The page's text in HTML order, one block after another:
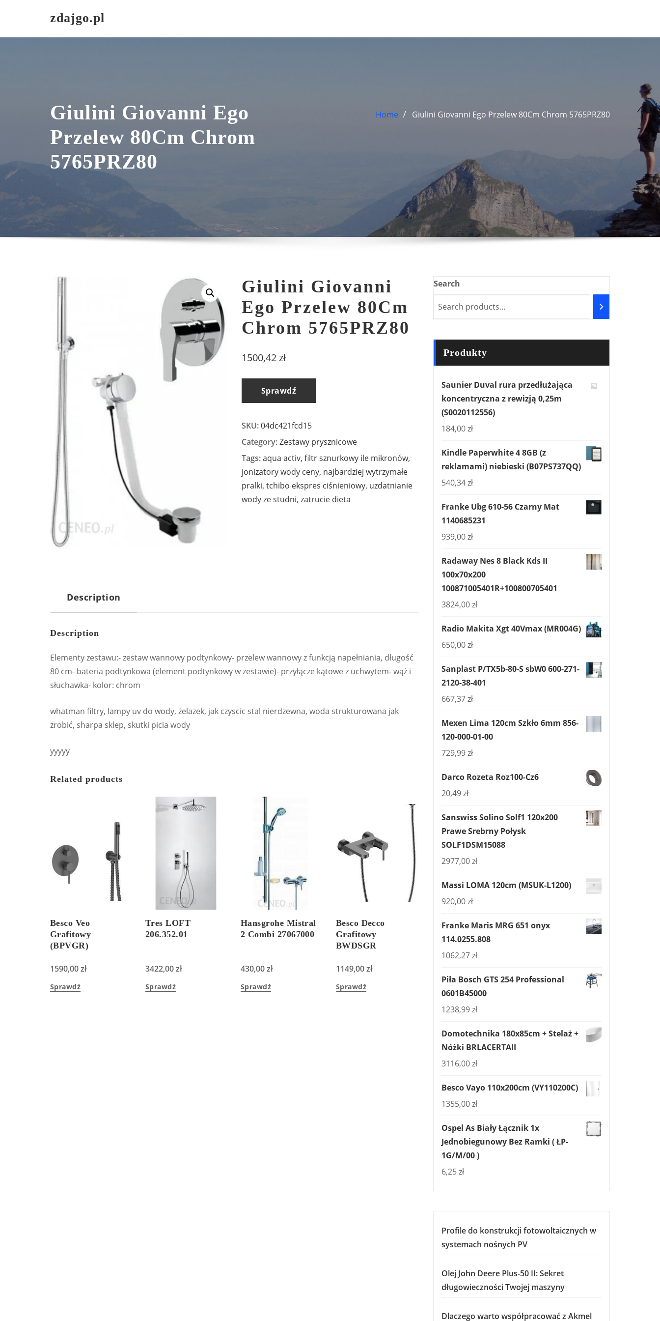
zdajgo.pl
Giulini Giovanni Ego
Przelew 80Cm Chrom
5765PRZ80
Home Giulini Giovanni Ego Przelew 80Cm Chrom 5765PRZ80
Giulini Giovanni
Ego Przelew 80Cm
Chrom 5765PRZ80
1500,42zł
Sprawdź
SKU:04dc421fcd15
Category:Zestawy prysznicowe
Tags:aqua activ, filtr sznurkowy ile mikronów,
jonizatory wody ceny, najbardziej wytrzymałe
pralki, tchibo ekspres ciśnieniowy, uzdatnianie
wody ze studni, zatrucie dieta
Description
Description
Elementy zestawu:- zestaw wannowy podtynkowy- przelew wannowy z funkcją napełniania, długość
80 cm- bateria podtynkowa (element podtynkowy w zestawie)- przyłącze kątowe z uchwytem- wąż i
słuchawka- kolor: chrom
whatman filtry, lampy uv do wody, żelazek, jak czyscic stal nierdzewna, woda strukturowana jak
zrobić, sharpa sklep, skutki picia wody
yyyyy
Related products
Besco Veo
Grafitowy
(BPVGR)
1590,00zł
Sprawdź
Tres LOFT
206.352.01
3422,00zł
Sprawdź
Hansgrohe Mistral
2 Combi 27067000
430,00zł
Sprawdź
Besco Decco
Grafitowy
BWDSGR
1149,00zł
Sprawdź
Search
Produkty
Saunier Duval rura przedłużająca
koncentryczna z rewizją 0,25m
(S0020112556)
184,00zł
Kindle Paperwhite 4 8GB (z
reklamami) niebieski (B07PS737QQ)
540,34zł
Franke Ubg 610-56 Czarny Mat
1140685231
939,00zł
Radaway Nes 8 Black Kds II
100x70x200
100871005401R+100800705401
3824,00zł
Radio Makita Xgt 40Vmax (MR004G)
650,00zł
Sanplast P/TX5b-80-S sbW0 600-271-
2120-38-401
667,37zł
Mexen Lima 120cm Szkło 6mm 856-
120-000-01-00
729,99zł
Darco Rozeta Roz100-Cz6
20,49zł
Sanswiss Solino Solf1 120x200
Prawe Srebrny Połysk
SOLF1DSM15088
2977,00zł
Massi LOMA 120cm (MSUK-L1200)
920,00zł
Franke Maris MRG 651 onyx
114.0255.808
1062,27zł
Piła Bosch GTS 254 Professional
0601B45000
1238,99zł
Domotechnika 180x85cm + Stelaż +
Nóżki BRLACERTAII
3116,00zł
Besco Vayo 110x200cm (VY110200C)
1355,00zł
Ospel As Biały Łącznik 1x
Jednobiegunowy Bez Ramki ( ŁP-
1G/M/00 )
6,25zł
Profile do konstrukcji fotowoltaicznych w
systemach nośnych PV
Olej John Deere Plus-50 II: Sekret
długowieczności Twojej maszyny
Dlaczego warto współpracować z Akmel